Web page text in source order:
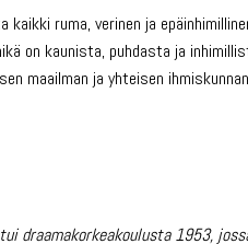
ruma, verinen ja
on kaunista, puhdasta ja
maailman ja yhteisen
draamakorkeakoulusta 1953,